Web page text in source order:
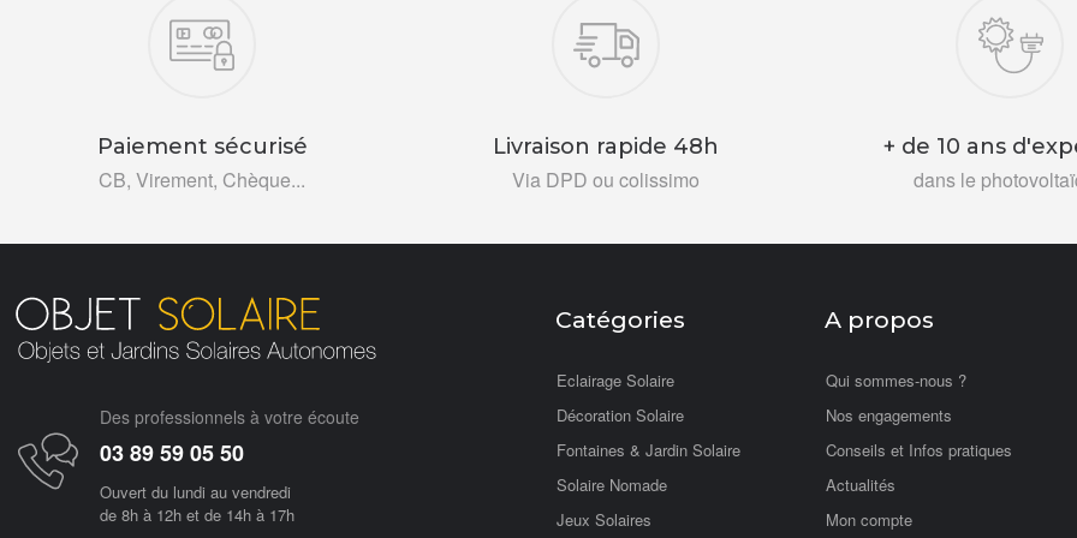
Paiement sécurisé
CB, Virement, Chèque...
Livraison rapide 48h
Via DPD ou colissimo
+ de 10 ans
dans le
Des professionnels à votre écoute
03 89 59 05 50
Ouvert du lundi au vendredi
de 8h à 12h et de 14h à 17h
Catégories
Eclairage Solaire
Décoration Solaire
Fontaines & Jardin Solaire
Solaire Nomade
Jeux Solaires
A propos
Qui sommes-nous ?
Nos engagements
Conseils et Infos pratiques
Actualités
Mon compte